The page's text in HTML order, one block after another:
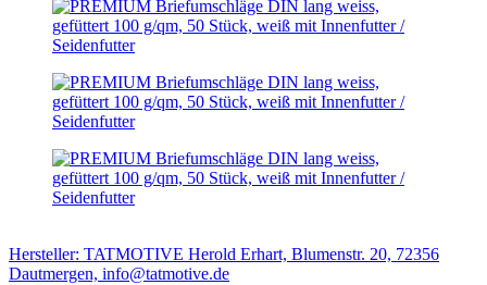
Hersteller: TATMOTIVE Herold Erhart, Blumenstr. 20, 72356
Dautmergen, info@tatmotive.de